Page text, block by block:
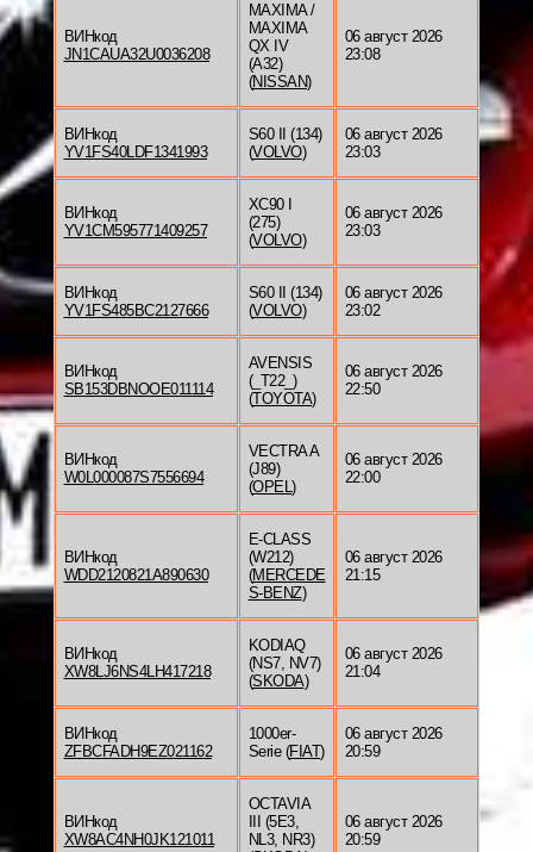
ВИНкод
JN1CAUA32U0036208
MAXIMA /
MAXIMA
QX IV
(A32)
(NISSAN)
06 август 2026
23:08
ВИНкод
YV1FS40LDF1341993
S60 II (134)
(VOLVO)
06 август 2026
23:03
ВИНкод
YV1CM595771409257
XC90 I
(275)
(VOLVO)
06 август 2026
23:03
ВИНкод
YV1FS485BC2127666
S60 II (134)
(VOLVO)
06 август 2026
23:02
ВИНкод
SB153DBNOOE011114
AVENSIS
(_T22_)
(TOYOTA)
06 август 2026
22:50
ВИНкод
W0L000087S7556694
VECTRA A
(J89)
(OPEL)
06 август 2026
22:00
ВИНкод
WDD2120821A890630
E-CLASS
(W212)
(MERCEDE
S-BENZ)
06 август 2026
21:15
ВИНкод
XW8LJ6NS4LH417218
KODIAQ
(NS7, NV7)
(SKODA)
06 август 2026
21:04
ВИНкод
ZFBCFADH9EZ021162
1000er-
Serie (FIAT)
06 август 2026
20:59
ВИНкод
XW8AC4NH0JK121011
OCTAVIA
III (5E3,
NL3, NR3)
06 август 2026
20:59